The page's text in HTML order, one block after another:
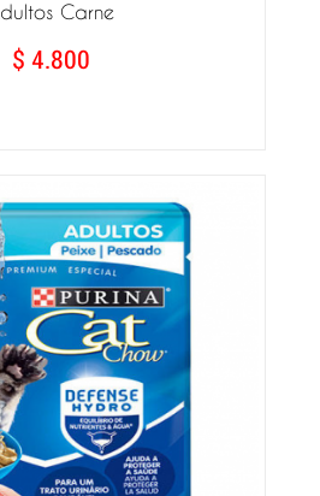
Carne
$ 4.800